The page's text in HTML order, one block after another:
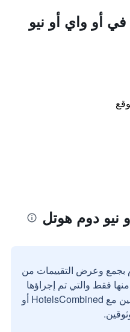
في أو واي أو نيو
نيو دوم هوتل
بجمع وعرض التقييمات من
فقط والتي تم إجراؤها
بواسطة مستخدمين حقيقيين مع HotelsCombined أو